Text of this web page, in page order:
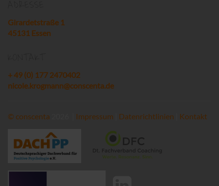
Girardetstraße 1
45131 Essen
+ 49 (0) 177 2470402
nicole.krogmann@conscenta.de
© conscenta Impressum Datenrichtlinien Kontakt